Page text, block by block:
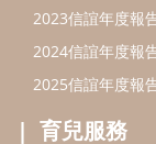
信誼基金會